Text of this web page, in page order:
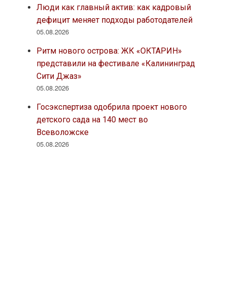
Люди как главный актив: как кадровый
дефицит меняет подходы работодателей
05.08.2026
Ритм нового острова: ЖК «ОКТАРИН»
представили на фестивале «Калининград
Сити Джаз»
05.08.2026
Госэкспертиза одобрила проект нового
детского сада на 140 мест во
Всеволожске
05.08.2026